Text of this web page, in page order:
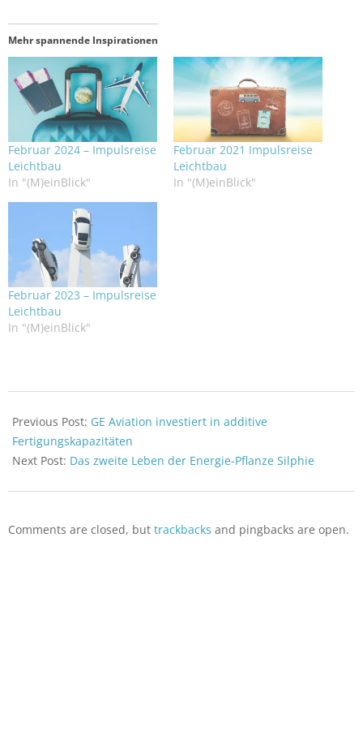
Mehr spannende Inspirationen
Februar 2024 – Impulsreise
Leichtbau
In "(M)einBlick"
Februar 2021 Impulsreise
Leichtbau
In "(M)einBlick"
Februar 2023 – Impulsreise
Leichtbau
In "(M)einBlick"
03-
09
Previous Post: GE Aviation investiert in additive
Fertigungskapazitäten
Next Post: Das zweite Leben der Energie-Pflanze Silphie
Comments are closed, but trackbacks and pingbacks are open.